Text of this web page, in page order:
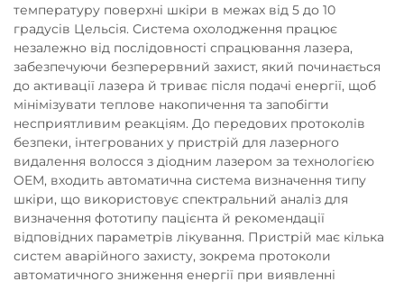
температуру поверхні шкіри в межах від 5 до 10
градусів Цельсія. Система охолодження працює
незалежно від послідовності спрацювання лазера,
забезпечуючи безперервний захист, який починається
до активації лазера й триває після подачі енергії, щоб
мінімізувати теплове накопичення та запобігти
несприятливим реакціям. До передових протоколів
безпеки, інтегрованих у пристрій для лазерного
видалення волосся з діодним лазером за технологією
OEM, входить автоматична система визначення типу
шкіри, що використовує спектральний аналіз для
визначення фототипу пацієнта й рекомендації
відповідних параметрів лікування. Пристрій має кілька
систем аварійного захисту, зокрема протоколи
автоматичного зниження енергії при виявленні